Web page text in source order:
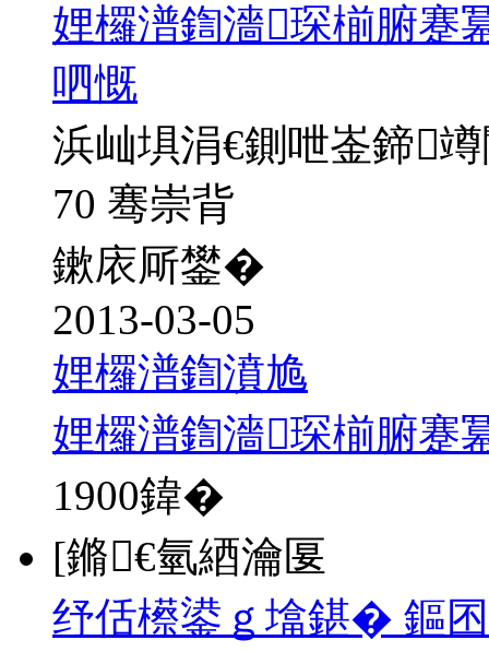
娌欏潽鍧濇琛椾腑蹇
呬慨
浜屾埧涓€鍘呭崟鍗
70 骞崇背
鏉庡厛鐢�
2013-03-05
娌欏潽鍧濆尯
娌欏潽鍧濇琛椾腑蹇
1900鍏�
[鏅€氫綇瀹匽
纾佸櫒鍙ｇ墖鍖� 鏂